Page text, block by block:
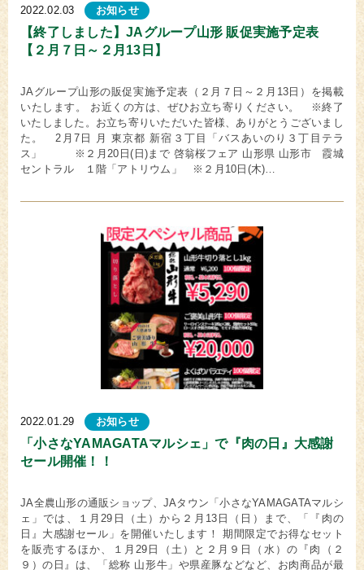
2022.02.03 お知らせ
【終了しました】JAグループ山形 販促実施予定表
【２月７日～２月13日】
JAグループ山形の販促実施予定表（２月７日～２月13日）を掲載
いたします。 お近くの方は、ぜひお立ち寄りください。 ※終了
いたしました。お立ち寄りいただいた皆様、ありがとうございまし
た。 2月7日 月 東京都 新宿３丁目「バスあいのり３丁目テラ
ス」 ※２月20日(日)まで 啓翁桜フェア 山形県 山形市 霞城
セントラル １階「アトリウム」 ※２月10日(木)…
2022.01.29 お知らせ
「小さなYAMAGATAマルシェ」で『肉の日』大感謝
セール開催！！
JA全農山形の通販ショップ、JAタウン「小さなYAMAGATAマルシ
ェ」では、１月29日（土）から２月13日（日）まで、「『肉の
日』大感謝セール」を開催いたします！ 期間限定でお得なセット
を販売するほか、１月29日（土）と２月９日（水）の『肉（２
９）の日』は、「総称 山形牛」や県産豚などなど、お肉商品が最